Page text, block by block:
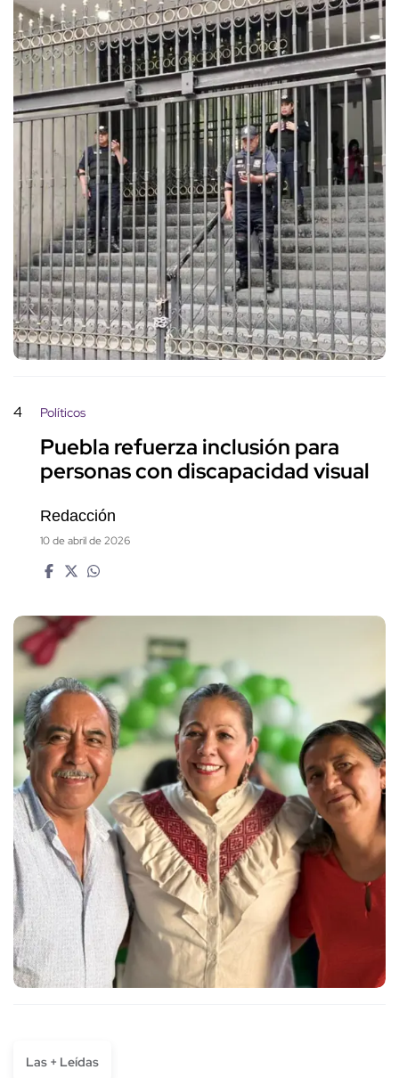
4 Políticos
Puebla refuerza inclusión para
personas con discapacidad visual
Redacción
10 de abril de 2026
Las + Leídas